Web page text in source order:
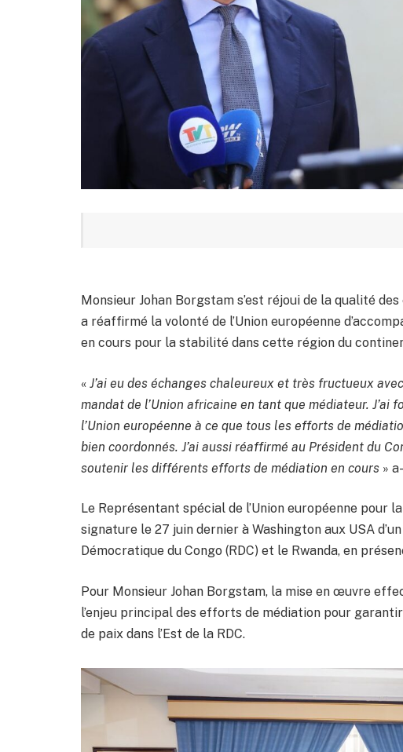
Monsieur Johan Borgstam s’est réjoui de la qualité
a réaffirmé la volonté de l’Union européenne
en cours pour la stabilité dans cette région du
« J’ai eu des échanges chaleureux et très fructueux
mandat de l’Union africaine en tant que médiateur. J’ai
l’Union européenne à ce que tous les efforts de
bien coordonnés. J’ai aussi réaffirmé au Président du
soutenir les différents efforts de médiation en cours »
Le Représentant spécial de l’Union européenne pour
signature le 27 juin dernier à Washington aux USA
Démocratique du Congo (RDC) et le Rwanda, en
Pour Monsieur Johan Borgstam, la mise en œuvre
l’enjeu principal des efforts de médiation pour
de paix dans l’Est de la RDC.